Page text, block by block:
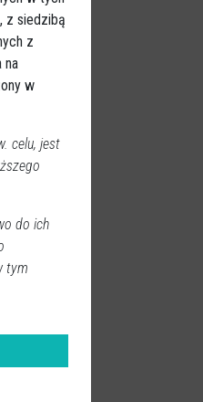
z siedzibą
z
na
w
celu, jest
do ich
tym